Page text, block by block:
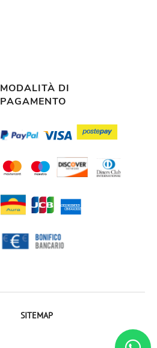
MODALITÀ DI
PAGAMENTO
SITEMAP